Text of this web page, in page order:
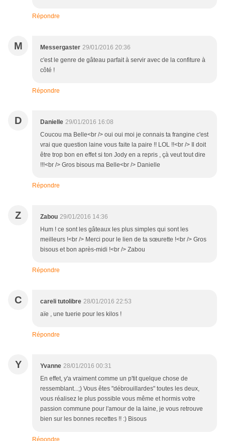
Répondre
M Messergaster 29/01/2016 20:36
c'est le genre de gâteau parfait à servir avec de la confiture à
côté !
Répondre
D Danielle 29/01/2016 16:08
Coucou ma Belle<br /> oui oui moi je connais ta frangine c'est
vrai que question laine vous faite la paire !! LOL !!<br /> Il doit
être trop bon en effet si ton Jody en a repris , çà veut tout dire
!!!<br /> Gros bisous ma Belle<br /> Danielle
Répondre
Z Zabou 29/01/2016 14:36
Hum ! ce sont les gâteaux les plus simples qui sont les
meilleurs !<br /> Merci pour le lien de ta sœurette !<br /> Gros
bisous et bon après-midi !<br /> Zabou
Répondre
C careli tutolibre 28/01/2016 22:53
aïe , une tuerie pour les kilos !
Répondre
Y Yvanne 28/01/2016 00:31
En effet, y'a vraiment comme un p'tit quelque chose de
ressemblant...;) Vous êtes "débrouillardes" toutes les deux,
vous réalisez le plus possible vous même et hormis votre
passion commune pour l'amour de la laine, je vous retrouve
bien sur les bonnes recettes !! :) Bisous
Répondre